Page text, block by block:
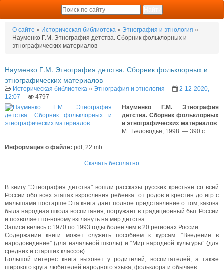
О сайте » Историческая библиотека » Этнография и этнология »
Науменко Г.М. Этнография детства. Сборник фольклорных и
этнографических материалов
Науменко Г.М. Этнография детства. Сборник фольклорных и
этнографических материалов
Историческая библиотека » Этнография и этнология
2-12-2020,
12:07
4797
Науменко Г.М. Этнография
детства. Сборник фольклорных
и этнографических материалов
М.: Беловодье, 1998. — 390 с.
Информация о файле: pdf, 22 mb.
Скачать бесплатно
В книгу "Этнография детства" вошли рассказы русских крестьян со всей
России обо всех этапах взросления ребенка: от родов и крестин до игр с
малышами постарше.Эта книга дает полное представление о том, какова
была народная школа воспитания, погружает в традиционный быт России
и позволяет по-новому взглянуть на мир детства.
Записи велись с 1970 по 1993 годы более чем в 20 регионах России.
Содержание книги может служить пособием к курсам: “Введение в
народоведение” (для начальной школы) и “Мир народной культуры” (для
средних и старших классов).
Большой интерес книга вызовет у родителей, воспитателей, а также
широкого круга любителей народного языка, фольклора и обычаев.